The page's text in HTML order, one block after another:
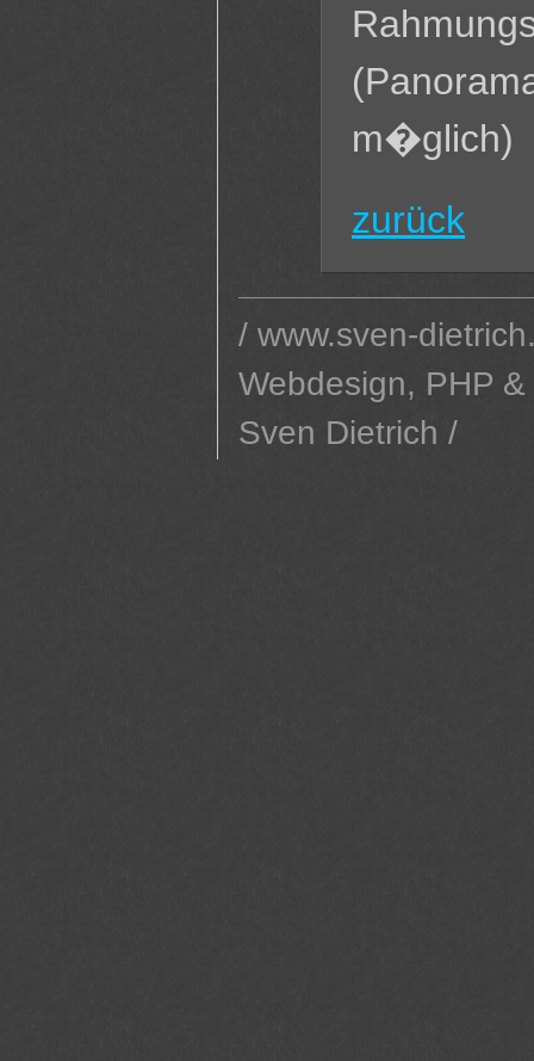
m�glich)
zurück
/ www.sven-
Webdesign, PHP
Sven Dietrich /